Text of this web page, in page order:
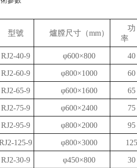
型號 爐膛尺寸（mm）
功
率
RJ2-40-9 φ600×800 40
RJ2-60-9 φ800×1000 60
RJ2-65-9 φ600×1600 65
RJ2-75-9 φ600×2400 75
RJ2-95-9 φ800×2000 95
125-9 φ800×3000 125
RJ2-30-9 φ450×800 30